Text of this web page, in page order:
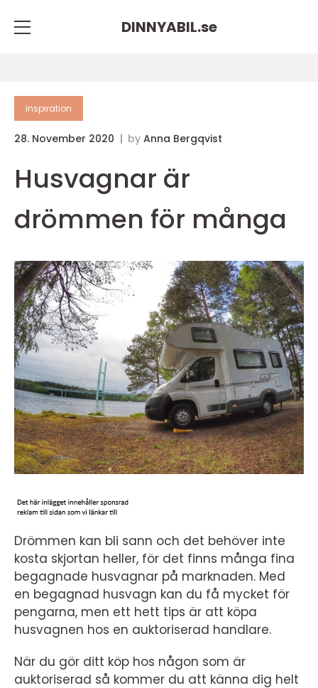
DINNYABIL.se
inspiration
28. November 2020 by Anna Bergqvist
Husvagnar är
drömmen för många
Drömmen kan bli sann och det behöver inte
kosta skjortan heller, för det finns många fina
begagnade husvagnar på marknaden. Med
en begagnad husvagn kan du få mycket för
pengarna, men ett hett tips är att köpa
husvagnen hos en auktoriserad handlare.
När du gör ditt köp hos någon som är
auktoriserad så kommer du att känna dig helt